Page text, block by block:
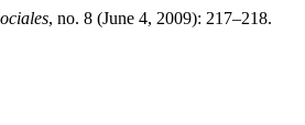
, no. 8 (June 4, 2009): 217–218.